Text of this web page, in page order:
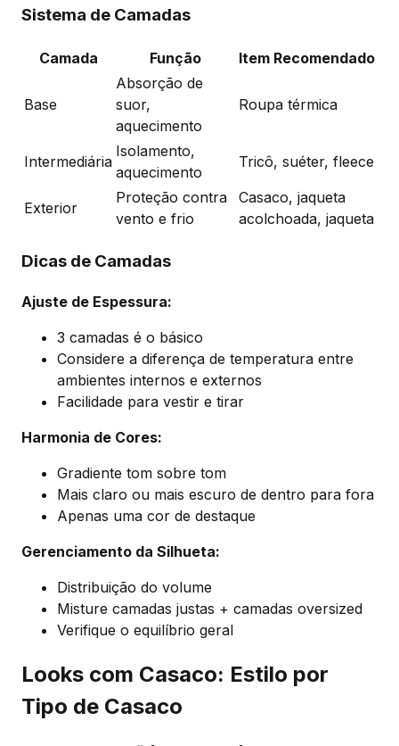
Sistema de Camadas
Camada Função Item Recomendado
Base
Absorção de
suor,
aquecimento
Roupa térmica
Intermediária
Isolamento,
aquecimento
Tricô, suéter, fleece
Exterior
Proteção contra
vento e frio
Casaco, jaqueta
acolchoada, jaqueta
Dicas de Camadas
Ajuste de Espessura:
3 camadas é o básico
Considere a diferença de temperatura entre
ambientes internos e externos
Facilidade para vestir e tirar
Harmonia de Cores:
Gradiente tom sobre tom
Mais claro ou mais escuro de dentro para fora
Apenas uma cor de destaque
Gerenciamento da Silhueta:
Distribuição do volume
Misture camadas justas + camadas oversized
Verifique o equilíbrio geral
Looks com Casaco: Estilo por
Tipo de Casaco